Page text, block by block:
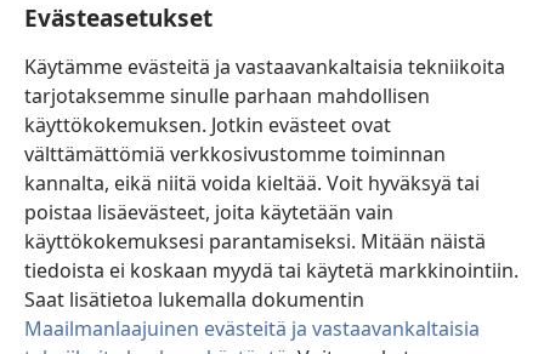
Evästeasetukset
Käytämme evästeitä ja vastaavankaltaisia tekniikoita
tarjotaksemme sinulle parhaan mahdollisen
käyttökokemuksen. Jotkin evästeet ovat
välttämättömiä verkkosivustomme toiminnan
kannalta, eikä niitä voida kieltää. Voit hyväksyä tai
poistaa lisäevästeet, joita käytetään vain
käyttökokemuksesi parantamiseksi. Mitään näistä
tiedoista ei koskaan myydä tai käytetä markkinointiin.
Saat lisätietoa lukemalla dokumentin
Maailmanlaajuinen evästeitä ja vastaavankaltaisia
(avaa
uuden
ikkunan)Vartiotornin VERKKOKIRJASTO
(avaa
uuden
ikkunan)JW Hub ®
(avaa
uuden
ikkunan)
®
Watchtower Library